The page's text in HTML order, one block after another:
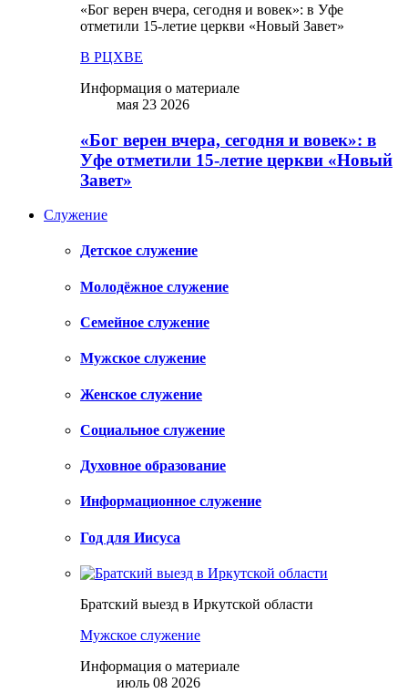
«Бог верен вчера, сегодня и вовек»: в Уфе
отметили 15-летие церкви «Новый Завет»
В РЦХВЕ
Информация о материале
мая 23 2026
«Бог верен вчера, сегодня и вовек»: в
Уфе отметили 15-летие церкви «Новый
Завет»
Служение
Детское служение
Молодёжное служение
Семейное служение
Мужское служение
Женское служение
Социальное служение
Духовное образование
Информационное служение
Год для Иисуса
Братский выезд в Иркутской области
Мужское служение
Информация о материале
июль 08 2026